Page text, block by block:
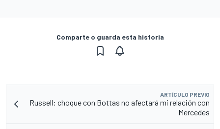
Comparte o guarda esta historia
ARTÍCULO PREVIO
Russell: choque con Bottas no afectará mi relación con
Mercedes